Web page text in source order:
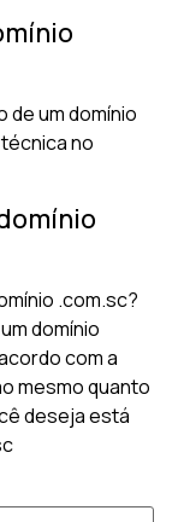
um domínio
no
.com.sc?
domínio
com a
mesmo quanto
deseja está